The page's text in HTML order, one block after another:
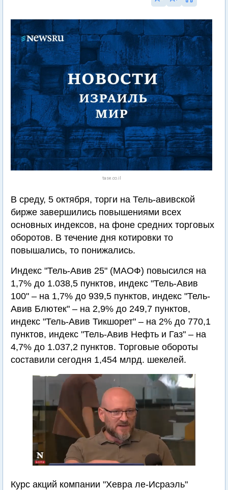
tase.co.il
В среду, 5 октября, торги на Тель-авивской
бирже завершились повышениями всех
основных индексов, на фоне средних торговых
оборотов. В течение дня котировки то
повышались, то понижались.
Индекс "Тель-Авив 25" (МАОФ) повысился на
1,7% до 1.038,5 пунктов, индекс "Тель-Авив
100" – на 1,7% до 939,5 пунктов, индекс "Тель-
Авив Блютек" – на 2,9% до 249,7 пунктов,
индекс "Тель-Авив Тикшорет" – на 2% до 770,1
пунктов, индекс "Тель-Авив Нефть и Газ" – на
4,7% до 1.037,2 пунктов. Торговые обороты
составили сегодня 1,454 млрд. шекелей.
Курс акций компании "Хевра ле-Исраэль"